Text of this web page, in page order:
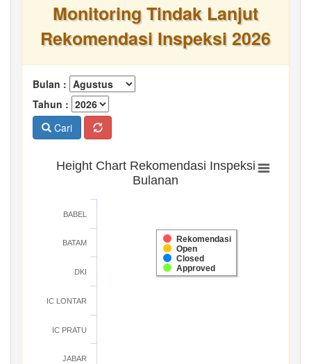
Monitoring Tindak Lanjut
Rekomendasi Inspeksi 2026
Bulan :
Tahun :
Cari
Height Chart Rekomendasi Inspeksi
Bulanan
Rekomendasi
Open
Closed
Approved
BABEL
BATAM
DKI
IC LONTAR
IC PRATU
JABAR